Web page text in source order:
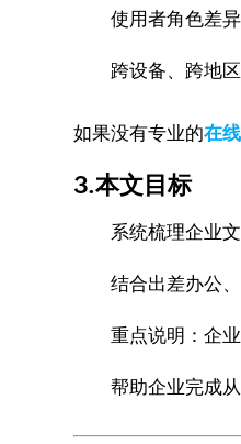
使用者角色差
跨设备、跨地
如果没有专业的在
3.本文目标
系统梳理企业
结合出差办公
重点说明：企
帮助企业完成